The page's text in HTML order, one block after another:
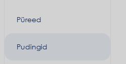
Püreed
Pudingid